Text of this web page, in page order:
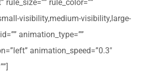
rule_size=”” rule_color=””
visibility,medium-visibility,large-
animation_type=””
animation_speed=”0.3″